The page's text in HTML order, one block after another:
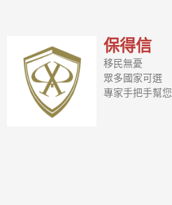
保得信
移民無憂
眾多國家可選
專家手把手幫您